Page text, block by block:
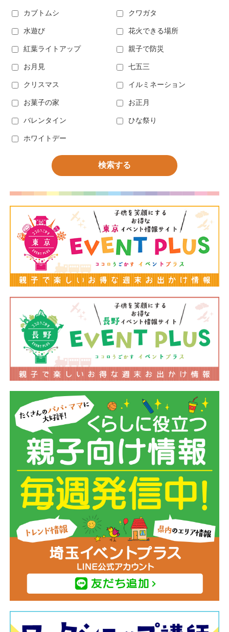
カブトムシ クワガタ
水遊び 花火できる場所
紅葉ライトアップ 親子で防災
お月見 七五三
クリスマス イルミネーション
お菓子の家 お正月
バレンタイン ひな祭り
ホワイトデー